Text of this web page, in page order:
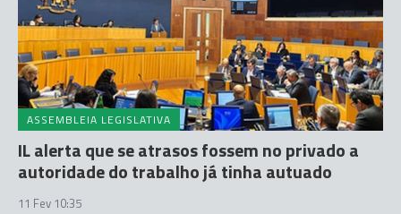
ASSEMBLEIA LEGISLATIVA
IL alerta que se atrasos fossem no privado a
autoridade do trabalho já tinha autuado
11 Fev 10:35